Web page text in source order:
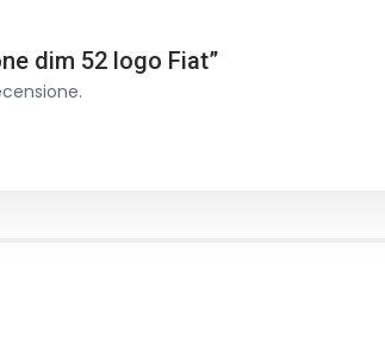
dim 52 logo Fiat”